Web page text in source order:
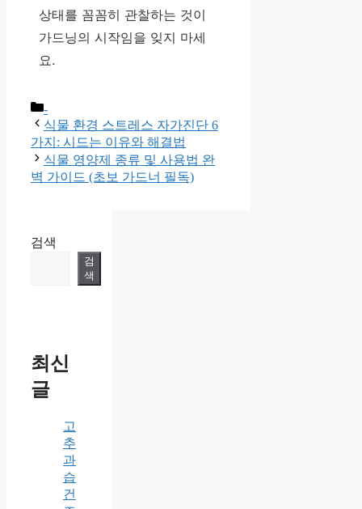
상태를 꼼꼼히 관찰하는 것이
가드닝의 시작임을 잊지 마세
요.
카
테
고
리
-
식물 환경 스트레스 자가진단 6
가지: 시드는 이유와 해결법
식물 영양제 종류 및 사용법 완
벽 가이드 (초보 가드너 필독)
검색
검
색
최신
글
고
추
과
습
건